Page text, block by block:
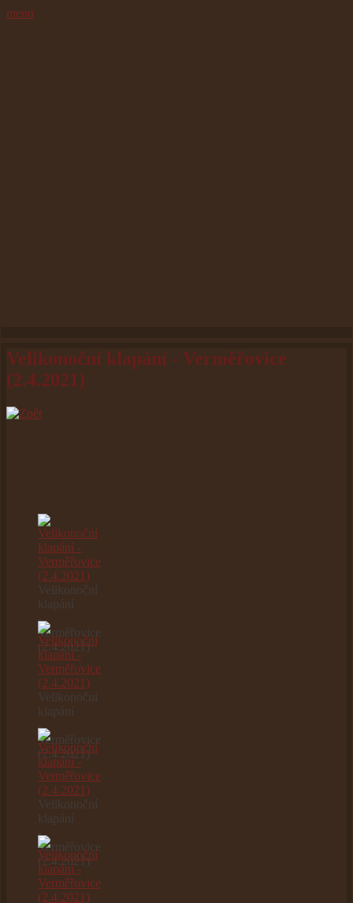
Velikonoční klapání - Verměřovice
(2.4.2021)
Velikonoční
klapání
-
Verměřovice
(2.4.2021)
Velikonoční
klapání
-
Verměřovice
(2.4.2021)
Velikonoční
klapání
-
Verměřovice
(2.4.2021)